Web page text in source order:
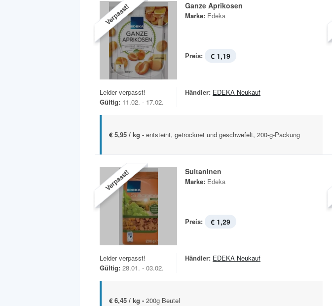
Verpasst! Ganze Aprikosen
Marke: Edeka
Preis: € 1,19
Leider verpasst!
Gültig: 11.02. - 17.02.
Händler: EDEKA Neukauf
€ 5,95 / kg - entsteint, getrocknet und geschwefelt, 200-g-Packung
Verpasst! Sultaninen
Marke: Edeka
Preis: € 1,29
Leider verpasst!
Gültig: 28.01. - 03.02.
Händler: EDEKA Neukauf
€ 6,45 / kg - 200g Beutel